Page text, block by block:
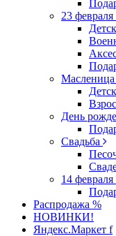
23
Масленица
День
Свадьба
14 февраля
Распродажа %
НОВИНКИ!
Яндекс.Маркет f